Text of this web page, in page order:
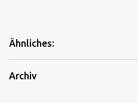
Ähnliches:
Archiv